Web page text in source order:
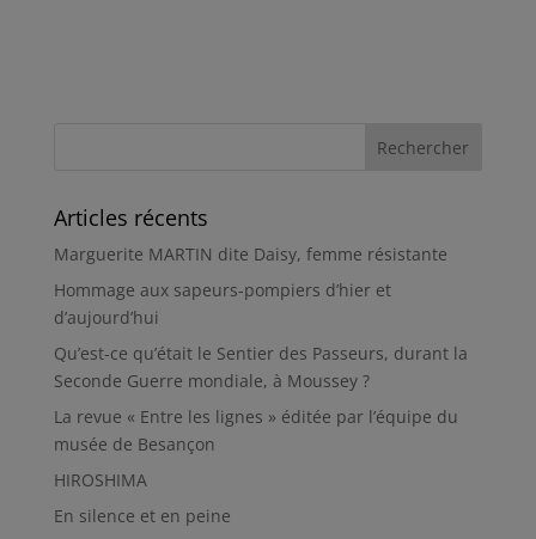
Articles récents
Marguerite MARTIN dite Daisy, femme résistante
Hommage aux sapeurs-pompiers d’hier et
d’aujourd’hui
Qu’est-ce qu’était le Sentier des Passeurs, durant la
Seconde Guerre mondiale, à Moussey ?
La revue « Entre les lignes » éditée par l’équipe du
musée de Besançon
HIROSHIMA
En silence et en peine